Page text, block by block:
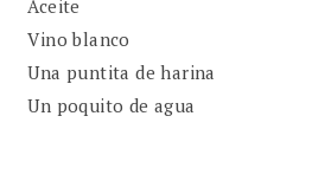
Aceite
Vino blanco
Una puntita de harina
Un poquito de agua